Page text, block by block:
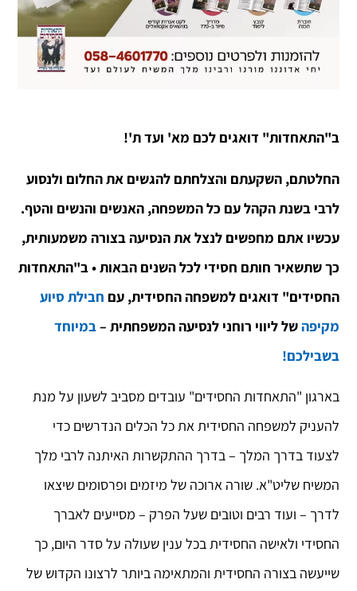
ב"התאחדות" דואגים לכם מא' ועד ת'!
החלטתם, השקעתם והצלחתם להגשים את החלום ולנסוע
לרבי בשנת הקהל עם כל המשפחה, האנשים והנשים והטף.
עכשיו אתם מחפשים לנצל את הנסיעה בצורה משמעותית,
כך שתשאיר חותם חסידי לכל השנים הבאות • ב"התאחדות
החסידים" דואגים למשפחה החסידית, עם חבילת סיוע
מקיפהשל ליווי רוחני לנסיעה המשפחתית –במיוחד
בשבילכם!
בארגון "התאחדות החסידים" עובדים מסביב לשעון על מנת
להעניק למשפחה החסידית את כל הכלים הנדרשים כדי
לצעוד בדרך המלך – בדרך ההתקשרות האיתנה לרבי מלך
המשיח שליט"א. שורה ארוכה של מיזמים ופרסומים שיצאו
לדרך – ועוד רבים וטובים שעל הפרק – מסייעים לאברך
החסידי ולאישה החסידית בכל ענין שעולה על סדר היום, כך
שייעשה בצורה החסידית והמתאימה ביותר לרצונו הקדוש של